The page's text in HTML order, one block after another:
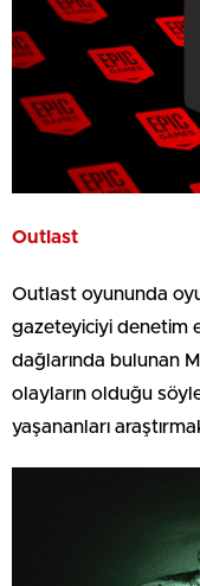
Outlast
Outlast oyununda
gazeteyiciyi denetim
dağlarında bulunan
olayların olduğu
yaşananları